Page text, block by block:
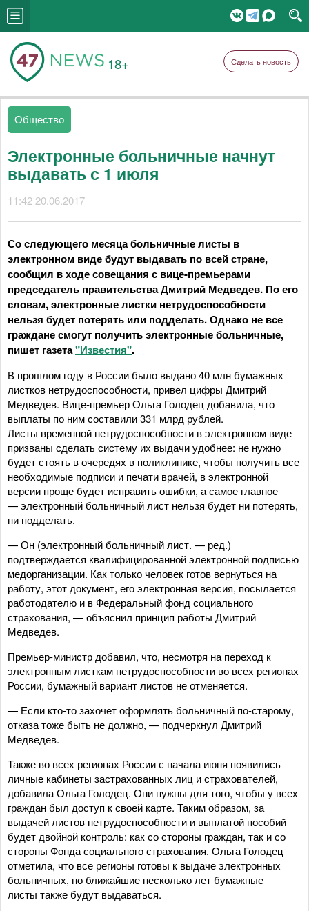
18+ Сделать новость
Общество
Электронные больничные начнут
выдавать с 1 июля
11:42 20.06.2017
Со следующего месяца больничные листы в
электронном виде будут выдавать по всей стране,
сообщил в ходе совещания с вице-премьерами
председатель правительства Дмитрий Медведев. По его
словам, электронные листки нетрудоспособности
нельзя будет потерять или подделать. Однако не все
граждане смогут получить электронные больничные,
пишет газета"Известия".
В прошлом году в России было выдано 40 млн бумажных
листков нетрудоспособности, привел цифры Дмитрий
Медведев. Вице-премьер Ольга Голодец добавила, что
выплаты по ним составили 331 млрд рублей.
Листы временной нетрудоспособности в электронном виде
призваны сделать систему их выдачи удобнее: не нужно
будет стоять в очередях в поликлинике, чтобы получить все
необходимые подписи и печати врачей, в электронной
версии проще будет исправить ошибки, а самое главное
— электронный больничный лист нельзя будет ни потерять,
ни подделать.
— Он (электронный больничный лист. — ред.)
подтверждается квалифицированной электронной подписью
медорганизации. Как только человек готов вернуться на
работу, этот документ, его электронная версия, посылается
работодателю и в Федеральный фонд социального
страхования, — объяснил принцип работы Дмитрий
Медведев.
Премьер-министр добавил, что, несмотря на переход к
электронным листкам нетрудоспособности во всех регионах
России, бумажный вариант листов не отменяется.
— Если кто-то захочет оформлять больничный по-старому,
отказа тоже быть не должно, — подчеркнул Дмитрий
Медведев.
Также во всех регионах России с начала июня появились
личные кабинеты застрахованных лиц и страхователей,
добавила Ольга Голодец. Они нужны для того, чтобы у всех
граждан был доступ к своей карте. Таким образом, за
выдачей листов нетрудоспособности и выплатой пособий
будет двойной контроль: как со стороны граждан, так и со
стороны Фонда социального страхования. Ольга Голодец
отметила, что все регионы готовы к выдаче электронных
больничных, но ближайшие несколько лет бумажные
листы также будут выдаваться.